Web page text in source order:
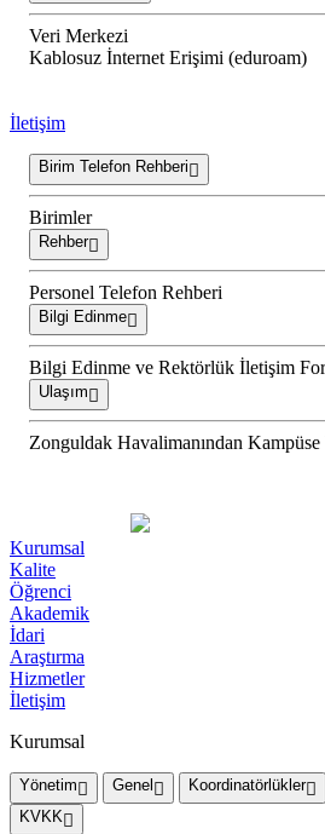
Veri Merkezi
Kablosuz İnternet Erişimi (eduroam)
İletişim
Birim Telefon Rehberi
Birimler
Rehber
Personel Telefon Rehberi
Bilgi Edinme
Bilgi Edinme ve Rektörlük İletişim
Ulaşım
Zonguldak Havalimanından Kampüse
Kurumsal
Kalite
Öğrenci
Akademik
İdari
Araştırma
Hizmetler
İletişim
Kurumsal
Yönetim Genel Koordinatörlükler
KVKK